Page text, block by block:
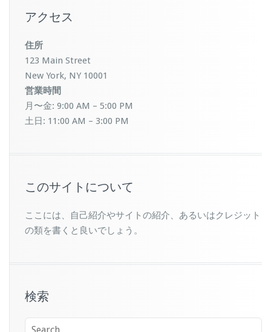
アクセス
住所
123 Main Street
New York, NY 10001
営業時間
月〜金: 9:00 AM – 5:00 PM
土日: 11:00 AM – 3:00 PM
このサイトについて
ここには、自己紹介やサイトの紹介、あるいはクレジット
の類を書くと良いでしょう。
検索